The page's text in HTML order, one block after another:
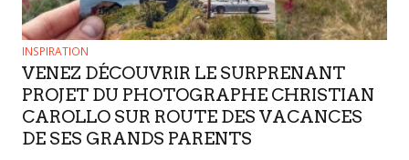
INSPIRATION
VENEZ DÉCOUVRIR LE SURPRENANT
PROJET DU PHOTOGRAPHE CHRISTIAN
CAROLLO SUR ROUTE DES VACANCES
DE SES GRANDS PARENTS